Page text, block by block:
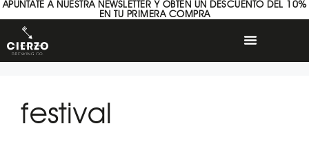
APÚNTATE A NUESTRA NEWSLETTER Y OBTÉN UN DESCUENTO DEL 10%
EN TU PRIMERA COMPRA
festival